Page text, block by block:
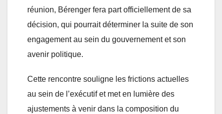
réunion, Bérenger fera part officiellement de sa
décision, qui pourrait déterminer la suite de son
engagement au sein du gouvernement et son
avenir politique.
Cette rencontre souligne les frictions actuelles
au sein de l’exécutif et met en lumière des
ajustements à venir dans la composition du